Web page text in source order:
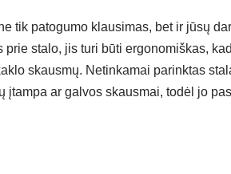
tik patogumo klausimas, bet ir jūsų
stalo, jis turi būti ergonomiškas,
skausmų. Netinkamai parinktas
įtampa ar galvos skausmai, todėl jo